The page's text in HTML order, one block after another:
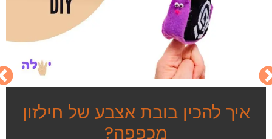
איך להכין בובת אצבע של חילזון
מכפפה?